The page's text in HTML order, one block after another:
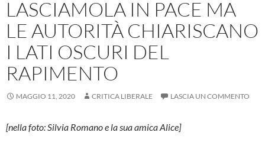
LASCIAMOLA IN PACE MA
LE AUTORITÀ CHIARISCANO
I LATI OSCURI DEL
RAPIMENTO
MAGGIO 11, 2020 CRITICA LIBERALE LASCIA UN COMMENTO
[nella foto: Silvia Romano e la sua amica Alice]